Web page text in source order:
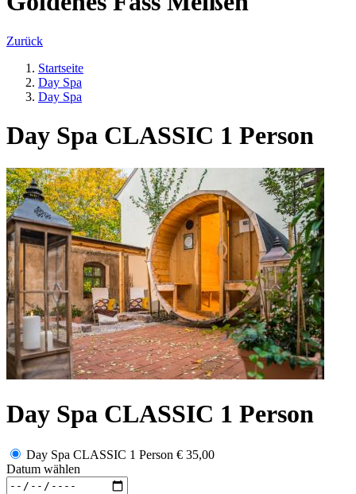
Zurück
Startseite
Day Spa
Day Spa
Day Spa CLASSIC 1 Person
Day Spa CLASSIC 1 Person
Day Spa CLASSIC 1 Person € 35,00
Datum wählen